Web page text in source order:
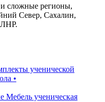
сложные регионы,
Север, Сахалин,
ЛНР.
ученической
•
Мебель ученическая